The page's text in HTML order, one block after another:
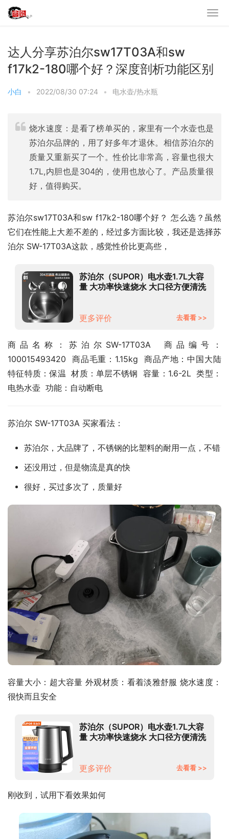
达人分享苏泊尔sw17T03A和sw
f17k2-180哪个好？深度剖析功能区别
小白 • 2022/08/30 07:24 • 电水壶/热水瓶
烧水速度：是看了榜单买的，家里有一个水壶也是
苏泊尔品牌的，用了好多年才退休。相信苏泊尔的
质量又重新买了一个。性价比非常高，容量也很大
1.7L,内胆也是304的，使用也放心了。产品质量很
好，值得购买。
苏泊尔sw17T03A和sw f17k2-180哪个好？ 怎么选？虽然
它们在性能上大差不差的，经过多方面比较，我还是选择苏
泊尔 SW-17T03A这款，感觉性价比更高些，
苏泊尔（SUPOR）电水壶1.7L大容
量 大功率快速烧水 大口径方便清洗
更多评价 去看看 >>
商品名称：苏泊尔SW-17T03A  商品编号：
100015493420  商品毛重：1.15kg  商品产地：中国大陆
特征特质：保温  材质：单层不锈钢  容量：1.6-2L  类型：
电热水壶  功能：自动断电
苏泊尔 SW-17T03A 买家看法：
苏泊尔，大品牌了，不锈钢的比塑料的耐用一点，不错
还没用过，但是物流是真的快
很好，买过多次了，质量好
容量大小：超大容量 外观材质：看着淡雅舒服 烧水速度：
很快而且安全
苏泊尔（SUPOR）电水壶1.7L大容
量 大功率快速烧水 大口径方便清洗
更多评价 去看看 >>
刚收到，试用下看效果如何